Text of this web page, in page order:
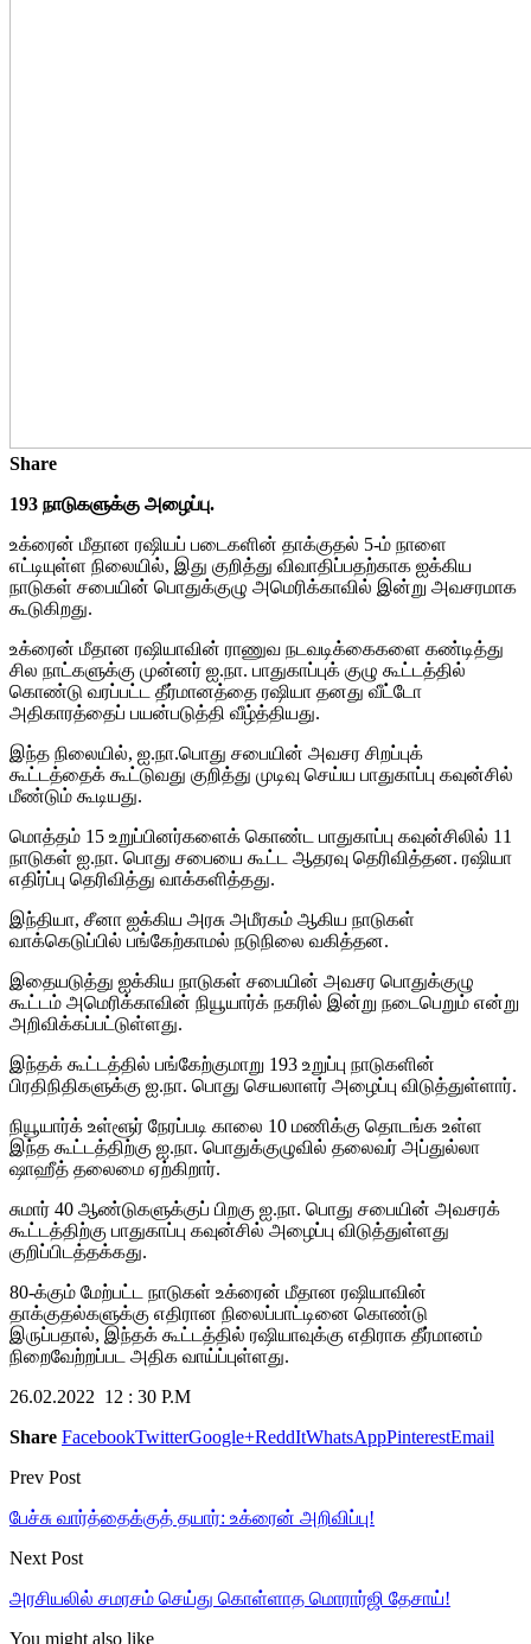
Share
193 நாடுகளுக்கு அழைப்பு.
உக்ரைன் மீதான ரஷியப் படைகளின் தாக்குதல் 5-ம் நாளை
எட்டியுள்ள நிலையில், இது குறித்து விவாதிப்பதற்காக ஐக்கிய
நாடுகள் சபையின் பொதுக்குழு அமெரிக்காவில் இன்று அவசரமாக
கூடுகிறது.
உக்ரைன் மீதான ரஷியாவின் ராணுவ நடவடிக்கைகளை கண்டித்து
சில நாட்களுக்கு முன்னர் ஐ.நா. பாதுகாப்புக் குழு கூட்டத்தில்
கொண்டு வரப்பட்ட தீர்மானத்தை ரஷியா தனது வீட்டோ
அதிகாரத்தைப் பயன்படுத்தி வீழ்த்தியது.
இந்த நிலையில், ஐ.நா.பொது சபையின் அவசர சிறப்புக்
கூட்டத்தைக் கூட்டுவது குறித்து முடிவு செய்ய பாதுகாப்பு கவுன்சில்
மீண்டும் கூடியது.
மொத்தம் 15 உறுப்பினர்களைக் கொண்ட பாதுகாப்பு கவுன்சிலில் 11
நாடுகள் ஐ.நா. பொது சபையை கூட்ட ஆதரவு தெரிவித்தன. ரஷியா
எதிர்ப்பு தெரிவித்து வாக்களித்தது.
இந்தியா, சீனா ஐக்கிய அரசு அமீரகம் ஆகிய நாடுகள்
வாக்கெடுப்பில் பங்கேற்காமல் நடுநிலை வகித்தன.
இதையடுத்து ஐக்கிய நாடுகள் சபையின் அவசர பொதுக்குழு
கூட்டம் அமெரிக்காவின் நியூயார்க் நகரில் இன்று நடைபெறும் என்று
அறிவிக்கப்பட்டுள்ளது.
இந்தக் கூட்டத்தில் பங்கேற்குமாறு 193 உறுப்பு நாடுகளின்
பிரதிநிதிகளுக்கு ஐ.நா. பொது செயலாளர் அழைப்பு விடுத்துள்ளார்.
நியூயார்க் உள்ளூர் நேரப்படி காலை 10 மணிக்கு தொடங்க உள்ள
இந்த கூட்டத்திற்கு ஐ.நா. பொதுக்குழுவில் தலைவர் அப்துல்லா
ஷாஹீத் தலைமை ஏற்கிறார்.
சுமார் 40 ஆண்டுகளுக்குப் பிறகு ஐ.நா. பொது சபையின் அவசரக்
கூட்டத்திற்கு பாதுகாப்பு கவுன்சில் அழைப்பு விடுத்துள்ளது
குறிப்பிடத்தக்கது.
80-க்கும் மேற்பட்ட நாடுகள் உக்ரைன் மீதான ரஷியாவின்
தாக்குதல்களுக்கு எதிரான நிலைப்பாட்டினை கொண்டு
இருப்பதால், இந்தக் கூட்டத்தில் ரஷியாவுக்கு எதிராக தீர்மானம்
நிறைவேற்றப்பட அதிக வாய்ப்புள்ளது.
26.02.2022 12 : 30 P.M
Share FacebookTwitterGoogle+ReddItWhatsAppPinterestEmail
Prev Post
பேச்சு வார்த்தைக்குத் தயார்: உக்ரைன் அறிவிப்பு!
Next Post
அரசியலில் சமரசம் செய்து கொள்ளாத மொரார்ஜி தேசாய்!
You might also like